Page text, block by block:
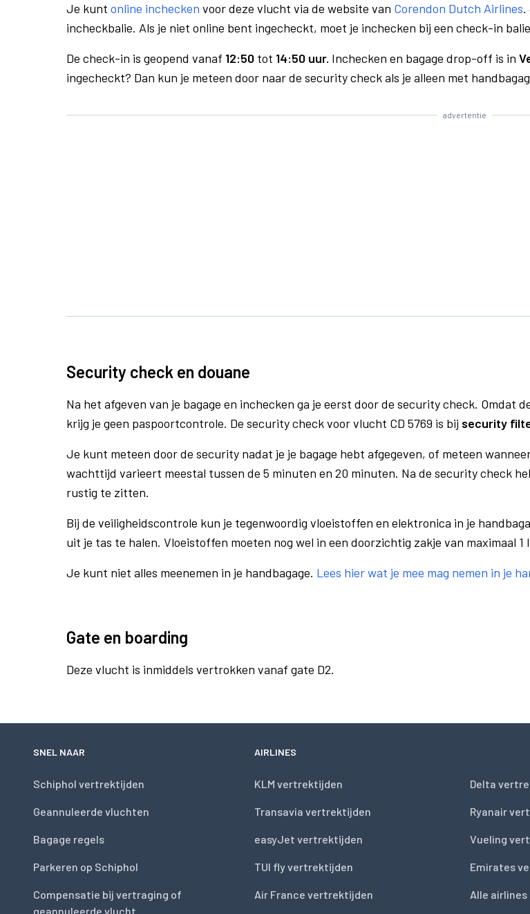
Je kunt online inchecken voor deze vlucht via de website van Corendon Dutch Airlines.
incheckbalie. Als je niet online bent ingecheckt, moet je inchecken bij een check-in
De check-in is geopend vanaf 12:50 tot 14:50 uur. Inchecken en bagage drop-off is in
ingecheckt? Dan kun je meteen door naar de security check als je alleen met
advertentie
Security check en douane
Na het afgeven van je bagage en inchecken ga je eerst door de security check. Omdat
krijg je geen paspoortcontrole. De security check voor vlucht CD 5769 is bij security
Je kunt meteen door de security nadat je je bagage hebt afgegeven, of meteen
wachttijd varieert meestal tussen de 5 minuten en 20 minuten. Na de security check
rustig te zitten.
Bij de veiligheidscontrole kun je tegenwoordig vloeistoffen en elektronica in je
uit je tas te halen. Vloeistoffen moeten nog wel in een doorzichtig zakje van maximaal
Je kunt niet alles meenemen in je handbagage. Lees hier wat je mee mag nemen in je
Gate en boarding
Deze vlucht is inmiddels vertrokken vanaf gate D2.
SNEL NAAR
Schiphol vertrektijden
Geannuleerde vluchten
Bagage regels
Parkeren op Schiphol
Compensatie bij vertraging of
geannuleerde vlucht
AIRLINES
KLM vertrektijden
Transavia vertrektijden
easyJet vertrektijden
TUI fly vertrektijden
Air France vertrektijden
Delta
Ryanair
Vueling
Emirates
Alle airlines